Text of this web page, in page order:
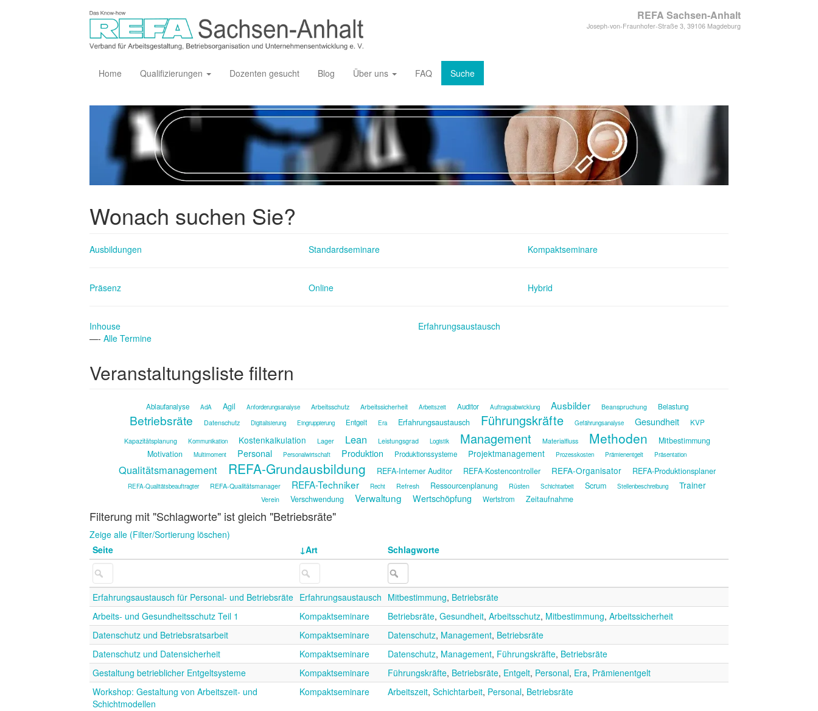
REFA Sachsen-Anhalt
Joseph-von-Fraunhofer-Straße 3, 39106 Magdeburg
Home Qualifizierungen Dozenten gesucht Blog Über uns FAQ Suche
Wonach suchen Sie?
Ausbildungen Standardseminare Kompaktseminare
Präsenz Online Hybrid
Inhouse
Erfahrungsaustausch
—- Alle Termine
Veranstaltungsliste filtern
Ablaufanalyse AdA Agil Anforderungsanalyse Arbeitsschutz Arbeitssicherheit Arbeitszeit Auditor Auftragsabwicklung Ausbilder Beanspruchung Belastung
Betriebsräte Datenschutz Digitalisierung Eingruppierung Entgelt Era Erfahrungsaustausch Führungskräfte Gefährungsanalyse Gesundheit KVP
Kapazitätsplanung Kommunikation Kostenkalkulation Lager Lean Leistungsgrad Logistik Management Materialfluss Methoden
Mitbestimmung
Motivation
Multimoment Personal Personalwirtschaft Produktion Produktionssysteme Projektmanagement Prozesskosten Prämienentgelt Präsentation
Qualitätsmanagement REFA-Grundausbildung REFA-Interner Auditor REFA-Kostencontroller REFA-Organisator REFA-Produktionsplaner
REFA-Qualitätsbeauftragter REFA-Qualitätsmanager REFA-Techniker Recht Refresh Ressourcenplanung Rüsten Schichtarbeit Scrum Stellenbeschreibung Trainer
Verein Verschwendung Verwaltung Wertschöpfung Wertstrom Zeitaufnahme
Filterung mit "Schlagworte" ist gleich "Betriebsräte"
Zeige alle (Filter/Sortierung löschen)
Seite
Art Schlagworte
Erfahrungsaustausch für Personal- und Betriebsräte Erfahrungsaustausch Mitbestimmung, Betriebsräte
Arbeits- und Gesundheitsschutz Teil 1
Kompaktseminare Betriebsräte, Gesundheit, Arbeitsschutz, Mitbestimmung, Arbeitssicherheit
Datenschutz und Betriebsratsarbeit
Kompaktseminare Datenschutz, Management, Betriebsräte
Datenschutz und Datensicherheit
Kompaktseminare Datenschutz, Management, Führungskräfte, Betriebsräte
Gestaltung betrieblicher Entgeltsysteme
Kompaktseminare Führungskräfte, Betriebsräte, Entgelt, Personal, Era, Prämienentgelt
Workshop: Gestaltung von Arbeitszeit- und
Schichtmodellen
Kompaktseminare Arbeitszeit, Schichtarbeit, Personal, Betriebsräte